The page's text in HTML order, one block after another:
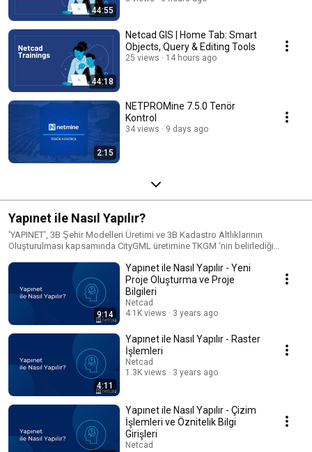
44:55
44:18
Netcad GIS | Home Tab: Smart
Objects, Query & Editing Tools
25 views 14 hours ago
2:15
NETPROMine 7.5.0 Tenör
Kontrol
34 views 9 days ago
Yapınet ile Nasıl Yapılır?
'YAPINET', 3B Şehir Modelleri Üretimi ve 3B Kadastro Altlıklarının
Oluşturulması kapsamında CityGML üretimine TKGM ‘nin belirlediği
9:14
Yapınet ile Nasıl Yapılır - Yeni
Proje Oluşturma ve Proje
Bilgileri
Netcad
4.1K views
3 years ago
4:11
Yapınet ile Nasıl Yapılır - Raster
İşlemleri
Netcad
1.3K views
3 years ago
Yapınet ile Nasıl Yapılır - Çizim
İşlemleri ve Öznitelik Bilgi
Girişleri
Netcad